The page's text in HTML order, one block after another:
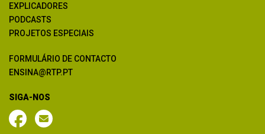
EXPLICADORES
PODCASTS
PROJETOS ESPECIAIS
FORMULÁRIO DE CONTACTO
ENSINA@RTP.PT
SIGA-NOS